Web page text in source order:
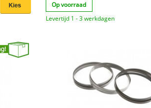
Op voorraad
Levertijd 1 - 3 werkdagen